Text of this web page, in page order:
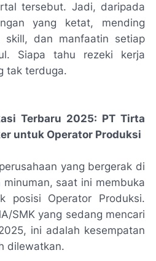
tersebut. Jadi, daripada
yang ketat, mending
skill, dan manfaatin setiap
Siapa tahu rezeki kerja
tak terduga.
Terbaru 2025: PT Tirta
untuk Operator Produksi
yang bergerak di
saat ini membuka
posisi Operator Produksi.
SMK yang sedang mencari
ini adalah kesempatan
dilewatkan.